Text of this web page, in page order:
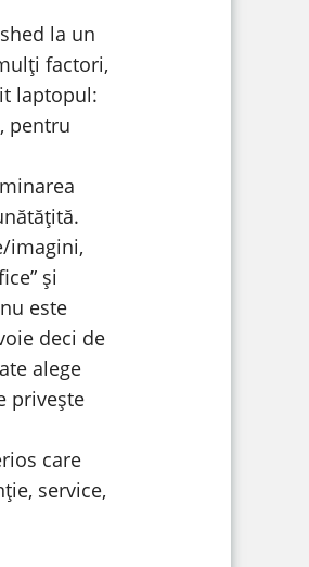
la un
factori,
laptopul:
pentru
imagini,
și
este
deci de
alege
privește
care
service,